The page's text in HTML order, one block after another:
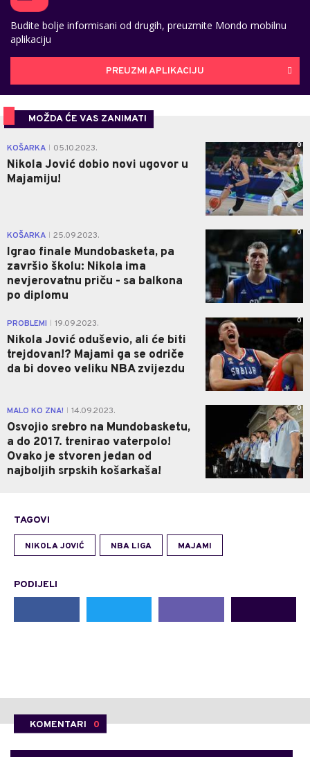
Budite bolje informisani od drugih, preuzmite Mondo mobilnu
aplikaciju
PREUZMI APLIKACIJU
MOŽDA ĆE VAS ZANIMATI
KOŠARKA 05.10.2023.
Nikola Jović dobio novi ugovor u
Majamiju!
0
KOŠARKA 25.09.2023.
Igrao finale Mundobasketa, pa
završio školu: Nikola ima
nevjerovatnu priču - sa balkona
po diplomu
0
PROBLEMI 19.09.2023.
Nikola Jović oduševio, ali će biti
trejdovan!? Majami ga se odriče
da bi doveo veliku NBA zvijezdu
0
MALO KO ZNA! 14.09.2023.
Osvojio srebro na Mundobasketu,
a do 2017. trenirao vaterpolo!
Ovako je stvoren jedan od
najboljih srpskih košarkaša!
0
TAGOVI
NIKOLA JOVIĆ NBA LIGA MAJAMI
PODIJELI
KOMENTARI 0